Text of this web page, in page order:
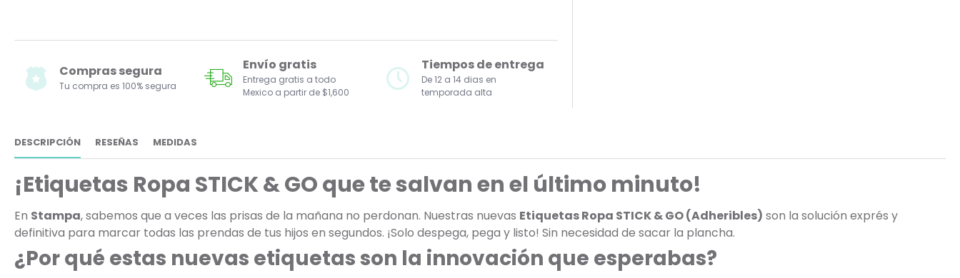
Compras segura
Tu compra es 100% segura
Envío gratis
Entrega gratis a todo
Mexico a partir de $1,600
Tiempos de entrega
De 12 a 14 dias en
temporada alta
DESCRIPCIÓN RESEÑAS MEDIDAS
¡Etiquetas Ropa STICK & GO que te salvan en el último minuto!
En Stampa, sabemos que a veces las prisas de la mañana no perdonan. Nuestras nuevas Etiquetas Ropa STICK & GO (Adheribles) son la solución exprés y
definitiva para marcar todas las prendas de tus hijos en segundos. ¡Solo despega, pega y listo! Sin necesidad de sacar la plancha.
¿Por qué estas nuevas etiquetas son la innovación que esperabas?